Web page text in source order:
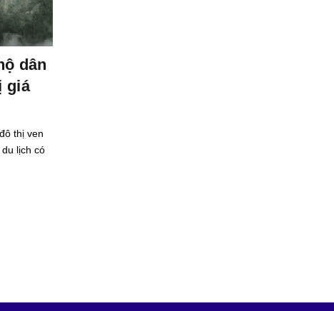
dân
giá
thị ven
lịch có